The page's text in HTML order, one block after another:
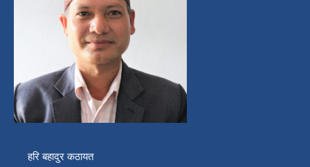
हरि बहादुर कठायत